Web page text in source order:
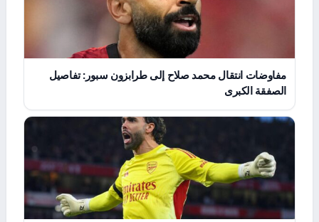
مفاوضات انتقال محمد صلاح إلى طرابزون سبور: تفاصيل
الصفقة الكبرى